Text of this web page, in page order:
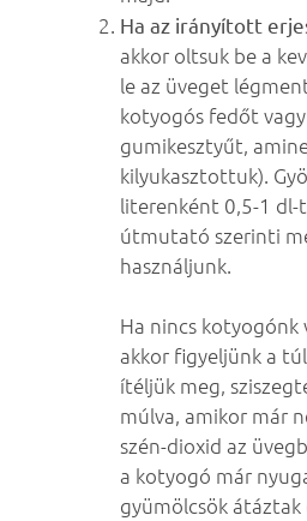
Ha az irányított
akkor oltsuk be a
le az üveget
kotyogós fedőt
gumikesztyűt,
kilyukasztottuk).
literenként 0,5-1 dl-
útmutató szerinti
használjunk.
Ha nincs kotyogónk
akkor figyeljünk a
ítéljük meg,
múlva, amikor már
szén-dioxid az
a kotyogó már
gyümölcsök átáztak